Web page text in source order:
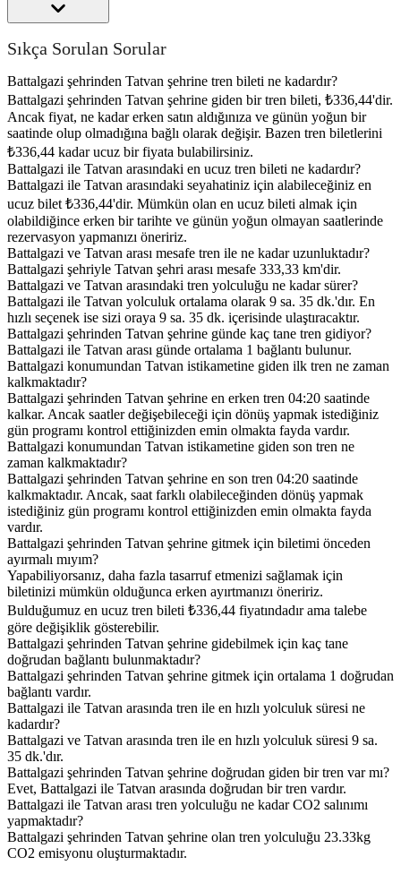
Sıkça Sorulan Sorular
Battalgazi şehrinden Tatvan şehrine tren bileti ne kadardır?
Battalgazi şehrinden Tatvan şehrine giden bir tren bileti, ₺336,44'dir.
Ancak fiyat, ne kadar erken satın aldığınıza ve günün yoğun bir
saatinde olup olmadığına bağlı olarak değişir. Bazen tren biletlerini
₺336,44 kadar ucuz bir fiyata bulabilirsiniz.
Battalgazi ile Tatvan arasındaki en ucuz tren bileti ne kadardır?
Battalgazi ile Tatvan arasındaki seyahatiniz için alabileceğiniz en
ucuz bilet ₺336,44'dir. Mümkün olan en ucuz bileti almak için
olabildiğince erken bir tarihte ve günün yoğun olmayan saatlerinde
rezervasyon yapmanızı öneririz.
Battalgazi ve Tatvan arası mesafe tren ile ne kadar uzunluktadır?
Battalgazi şehriyle Tatvan şehri arası mesafe 333,33 km'dir.
Battalgazi ve Tatvan arasındaki tren yolculuğu ne kadar sürer?
Battalgazi ile Tatvan yolculuk ortalama olarak 9 sa. 35 dk.'dır. En
hızlı seçenek ise sizi oraya 9 sa. 35 dk. içerisinde ulaştıracaktır.
Battalgazi şehrinden Tatvan şehrine günde kaç tane tren gidiyor?
Battalgazi ile Tatvan arası günde ortalama 1 bağlantı bulunur.
Battalgazi konumundan Tatvan istikametine giden ilk tren ne zaman
kalkmaktadır?
Battalgazi şehrinden Tatvan şehrine en erken tren 04:20 saatinde
kalkar. Ancak saatler değişebileceği için dönüş yapmak istediğiniz
gün programı kontrol ettiğinizden emin olmakta fayda vardır.
Battalgazi konumundan Tatvan istikametine giden son tren ne
zaman kalkmaktadır?
Battalgazi şehrinden Tatvan şehrine en son tren 04:20 saatinde
kalkmaktadır. Ancak, saat farklı olabileceğinden dönüş yapmak
istediğiniz gün programı kontrol ettiğinizden emin olmakta fayda
vardır.
Battalgazi şehrinden Tatvan şehrine gitmek için biletimi önceden
ayırmalı mıyım?
Yapabiliyorsanız, daha fazla tasarruf etmenizi sağlamak için
biletinizi mümkün olduğunca erken ayırtmanızı öneririz.
Bulduğumuz en ucuz tren bileti ₺336,44 fiyatındadır ama talebe
göre değişiklik gösterebilir.
Battalgazi şehrinden Tatvan şehrine gidebilmek için kaç tane
doğrudan bağlantı bulunmaktadır?
Battalgazi şehrinden Tatvan şehrine gitmek için ortalama 1 doğrudan
bağlantı vardır.
Battalgazi ile Tatvan arasında tren ile en hızlı yolculuk süresi ne
kadardır?
Battalgazi ve Tatvan arasında tren ile en hızlı yolculuk süresi 9 sa.
35 dk.'dır.
Battalgazi şehrinden Tatvan şehrine doğrudan giden bir tren var mı?
Evet, Battalgazi ile Tatvan arasında doğrudan bir tren vardır.
Battalgazi ile Tatvan arası tren yolculuğu ne kadar CO2 salınımı
yapmaktadır?
Battalgazi şehrinden Tatvan şehrine olan tren yolculuğu 23.33kg
CO2 emisyonu oluşturmaktadır.